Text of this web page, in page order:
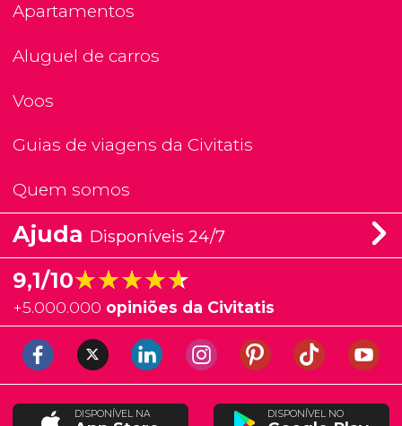
Apartamentos
Aluguel de carros
Voos
Guias de viagens da Civitatis
Quem somos
Ajuda Disponíveis 24/7
9,1/10★★★★★
★★★★★
+5.000.000 opiniões da Civitatis
DISPONÍVEL NA DISPONÍVEL NO